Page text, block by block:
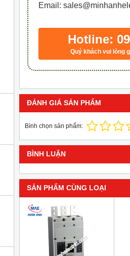
Email:
Hotline:
Quý khách vui lòng
ĐÁNH GIÁ SẢN PHẨM
Bình chọn sản phẩm:
BÌNH LUẬN
SẢN PHẨM CÙNG LOẠI